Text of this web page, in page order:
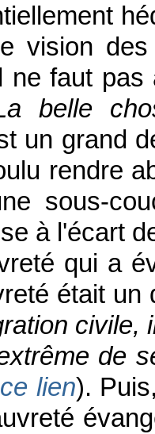
vision
ne faut pas
belle
un grand
rendre
sous-
à l'écart
qui a
était un
civile,
de
lien).